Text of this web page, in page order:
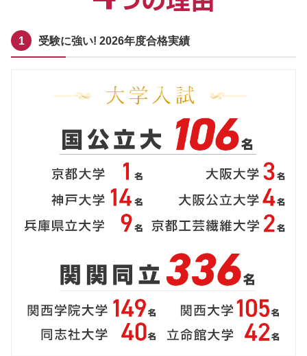
受験に強い! 2026年度合格実績